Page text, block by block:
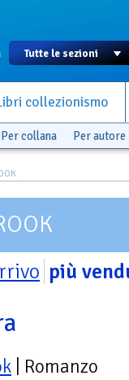
collezionismo
Per collana Per autore
più
| Romanzo